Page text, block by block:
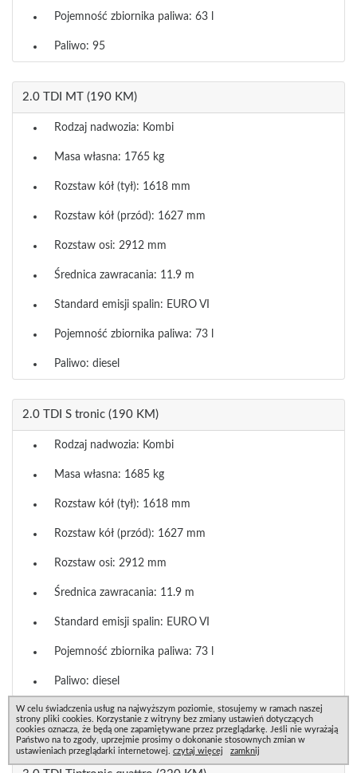
Pojemność zbiornika paliwa: 63 l
Paliwo: 95
2.0 TDI MT (190 KM)
Rodzaj nadwozia: Kombi
Masa własna: 1765 kg
Rozstaw kół (tył): 1618 mm
Rozstaw kół (przód): 1627 mm
Rozstaw osi: 2912 mm
Średnica zawracania: 11.9 m
Standard emisji spalin: EURO VI
Pojemność zbiornika paliwa: 73 l
Paliwo: diesel
2.0 TDI S tronic (190 KM)
Rodzaj nadwozia: Kombi
Masa własna: 1685 kg
Rozstaw kół (tył): 1618 mm
Rozstaw kół (przód): 1627 mm
Rozstaw osi: 2912 mm
Średnica zawracania: 11.9 m
Standard emisji spalin: EURO VI
Pojemność zbiornika paliwa: 73 l
Paliwo: diesel
Allroad quattro Kombi 5-drzwi
W celu świadczenia usług na najwyższym poziomie, stosujemy w ramach naszej
strony pliki cookies. Korzystanie z witryny bez zmiany ustawień dotyczących
cookies oznacza, że będą one zapamiętywane przez przeglądarkę. Jeśli nie wyrażają
Państwo na to zgody, uprzejmie prosimy o dokonanie stosownych zmian w
ustawieniach przeglądarki internetowej. czytaj więcej zamknij